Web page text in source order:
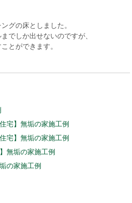
グの床としました。
でしか出せないのですが、
とができます。
宅】無垢の家施工例
宅】無垢の家施工例
無垢の家施工例
の家施工例